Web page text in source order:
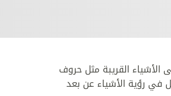
القريبة مثل حروف
في رؤية الأشياء عن بعد